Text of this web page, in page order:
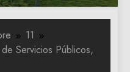
11
Servicios Públicos,